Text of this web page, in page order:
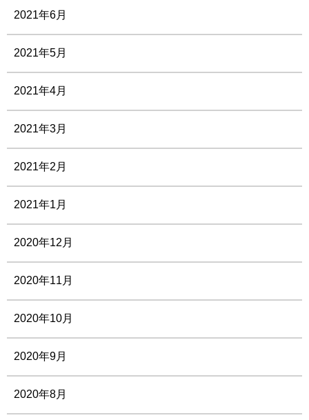
2021年6月
2021年5月
2021年4月
2021年3月
2021年2月
2021年1月
2020年12月
2020年11月
2020年10月
2020年9月
2020年8月